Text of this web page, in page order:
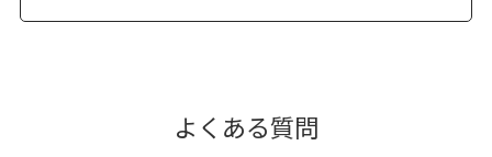
よくある質問